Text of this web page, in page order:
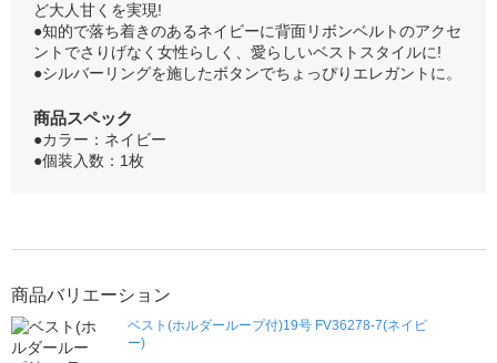
ど大人甘くを実現!
●知的で落ち着きのあるネイビーに背面リボンベルトのアクセ
ントでさりげなく女性らしく、愛らしいベストスタイルに!
●シルバーリングを施したボタンでちょっぴりエレガントに。
商品スペック
●カラー：ネイビー
●個装入数：1枚
商品バリエーション
ベスト(ホルダーループ付)19号 FV36278-7(ネイビ
ー)